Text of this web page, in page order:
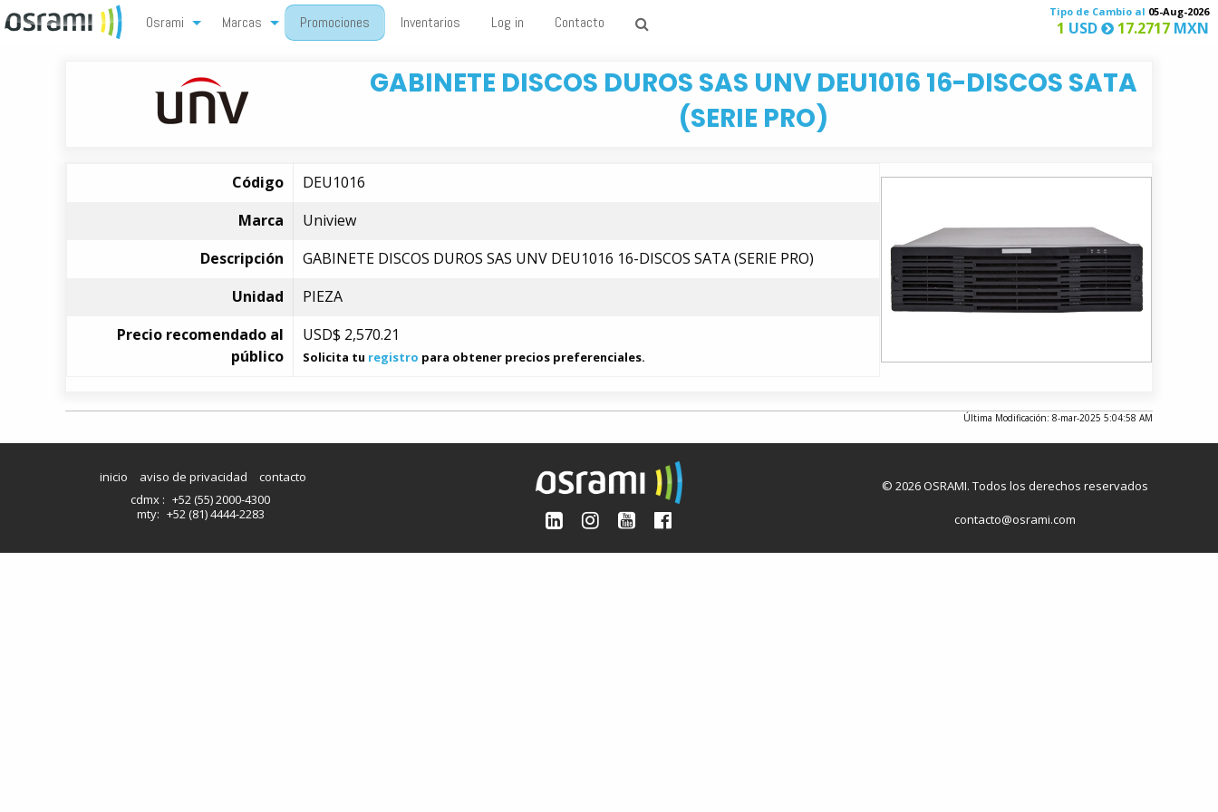
Osrami Marcas Promociones Inventarios Log in Contacto
Tipo de Cambio al 05-Aug-2026
1 USD 17.2717 MXN
GABINETE DISCOS DUROS SAS UNV DEU1016 16-DISCOS SATA
(SERIE PRO)
Código
DEU1016
Marca
Uniview
Descripción
GABINETE DISCOS DUROS SAS UNV DEU1016 16-DISCOS SATA (SERIE PRO)
Unidad
PIEZA
Precio recomendado al
público
USD$ 2,570.21
Solicita tu registro para obtener precios preferenciales.
Última Modificación: 8-mar-2025 5:04:58 AM
inicio aviso de privacidad
contacto
cdmx : +52 (55) 2000-4300
mty: +52 (81) 4444-2283
© 2026 OSRAMI. Todos los derechos reservados
contacto@osrami.com